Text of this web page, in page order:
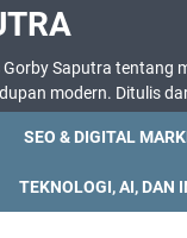
Saputra tentang
modern. Ditulis
SEO & DIGITAL
TEKNOLOGI, AI, DAN